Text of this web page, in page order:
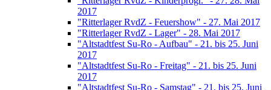
2017
"Ritterlager RvdZ - Feuershow" - 27. Mai 2017
"Ritterlager RvdZ - Lager" - 28. Mai 2017
"Altstadtfest Su-Ro - Aufbau" - 21. bis 25. Juni
2017
"Altstadtfest Su-Ro - Freitag" - 21. bis 25. Juni
2017
"Altstadtfest Su-Ro - Samstag" - 21. bis 25. Juni